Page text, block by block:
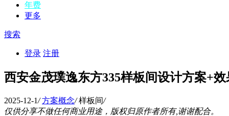
年费
更多
搜索
登录 注册
西安金茂璞逸东方335样板间设计方案+效
2025-12-1/ 方案概念/ 样板间/
仅供分享不做任何商业用途，版权归原作者所有,谢谢配合。